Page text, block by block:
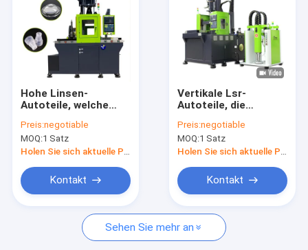
Über uns
Kontakt
flüssige Spritzenmaschine
Silikon-Spritzen-Maschine
Flüssiges Silikonkautschuk-Spritzen
Horizontale LSR-Spritzgussmaschine
Hohe Linsen-
Autoteile, welche
Silikon-Gestaltung
einzeln/Doppeltes
schiebt Brett
Preis:negotiable
MOQ:1 Satz
Holen Sie sich aktuelle Preis
Kontakt
Vertikale Lsr-
Autoteile, die
Druck-Form-
Öffnungs-System
machen
Preis:negotiable
MOQ:1 Satz
Holen Sie sich aktuelle Preis
Kontakt
Sehen Sie mehr an